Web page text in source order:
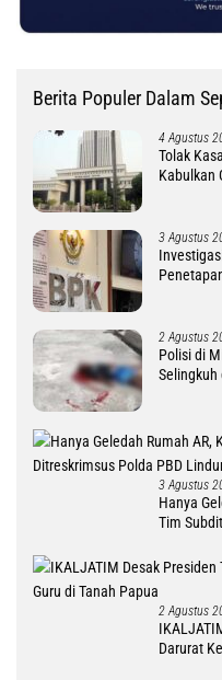
Berita Populer Dalam
4 Agustus
Tolak
Kabulkan
3 Agustus
2 Agustus
Polisi di
Selingkuh
3 Agustus
Hanya
Tim
2 Agustus
Darurat